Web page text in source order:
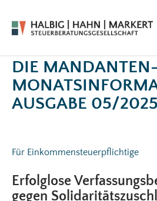
DIE
AUSGABE 05/2025
Für Einkommensteuerpflichtige
Erfolglose
gegen